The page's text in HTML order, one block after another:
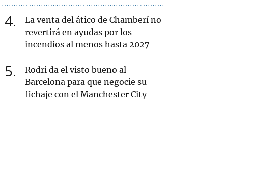
4
La venta del ático de Chamberí no
revertirá en ayudas por los
incendios al menos hasta 2027
5
Rodri da el visto bueno al
Barcelona para que negocie su
fichaje con el Manchester City